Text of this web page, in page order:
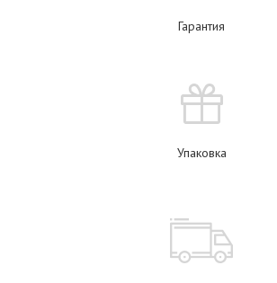
Гарантия
Упаковка